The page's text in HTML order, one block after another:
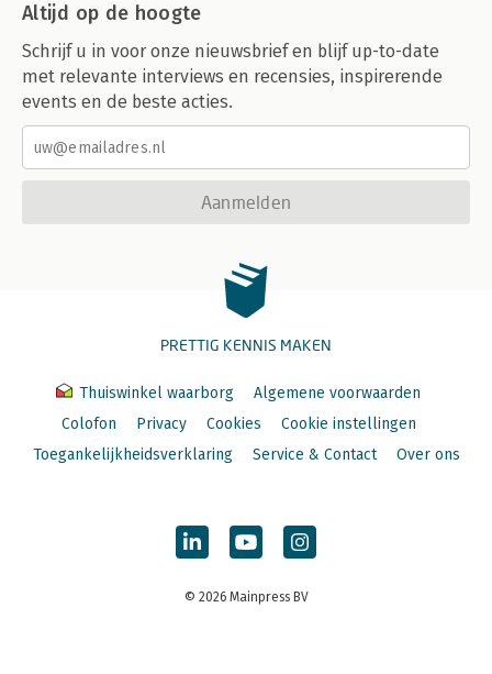
Altijd op de hoogte
Schrijf u in voor onze nieuwsbrief en blijf up-to-date
met relevante interviews en recensies, inspirerende
events en de beste acties.
Aanmelden
PRETTIG KENNIS MAKEN
Thuiswinkel waarborg
Algemene voorwaarden
Colofon
Privacy Cookies
Cookie instellingen
Toegankelijkheidsverklaring
Service & Contact Over ons
© 2026 Mainpress BV